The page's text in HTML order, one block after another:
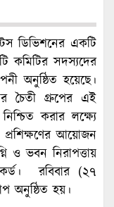
ডিভিশনের একটি
কমিটির সদস্যদের
অনুষ্ঠিত হয়েছে।
চৈতী গ্রুপের এই
করার লক্ষ্যে
আয়োজন
ও ভবন নিরাপত্তায়
রবিবার (২৭
অনুষ্ঠিত হয়।